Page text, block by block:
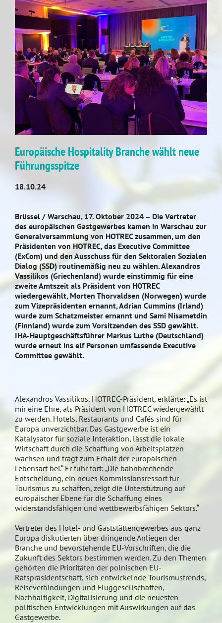
Europäische Hospitality Branche wählt neue
Führungsspitze
18.10.24
Brüssel / Warschau, 17. Oktober 2024 – Die Vertreter
des europäischen Gastgewerbes kamen in Warschau zur
Generalversammlung von HOTREC zusammen, um den
Präsidenten von HOTREC, das Executive Committee
(ExCom) und den Ausschuss für den Sektoralen Sozialen
Dialog (SSD) routinemäßig neu zu wählen. Alexandros
Vassilikos (Griechenland) wurde einstimmig für eine
zweite Amtszeit als Präsident von HOTREC
wiedergewählt, Morten Thorvaldsen (Norwegen) wurde
zum Vizepräsidenten ernannt, Adrian Cummins (Irland)
wurde zum Schatzmeister ernannt und Sami Nisametdin
(Finnland) wurde zum Vorsitzenden des SSD gewählt.
IHA-Hauptgeschäftsführer Markus Luthe (Deutschland)
wurde erneut ins elf Personen umfassende Executive
Committee gewählt.
Alexandros Vassilikos, HOTREC-Präsident, erklärte: „Es ist
mir eine Ehre, als Präsident von HOTREC wiedergewählt
zu werden. Hotels, Restaurants und Cafés sind für
Europa unverzichtbar. Das Gastgewerbe ist ein
Katalysator für soziale Interaktion, lässt die lokale
Wirtschaft durch die Schaffung von Arbeitsplätzen
wachsen und trägt zum Erhalt der europäischen
Lebensart bei.“ Er fuhr fort: „Die bahnbrechende
Entscheidung, ein neues Kommissionsressort für
Tourismus zu schaffen, zeigt die Unterstützung auf
europäischer Ebene für die Schaffung eines
widerstandsfähigen und wettbewerbsfähigen Sektors.“
Vertreter des Hotel- und Gaststättengewerbes aus ganz
Europa diskutierten über dringende Anliegen der
Branche und bevorstehende EU-Vorschriften, die die
Zukunft des Sektors bestimmen werden. Zu den Themen
gehörten die Prioritäten der polnischen EU-
Ratspräsidentschaft, sich entwickelnde Tourismustrends,
Reiseverbindungen und Fluggesellschaften,
Nachhaltigkeit, Digitalisierung und die neuesten
politischen Entwicklungen mit Auswirkungen auf das
Gastgewerbe.